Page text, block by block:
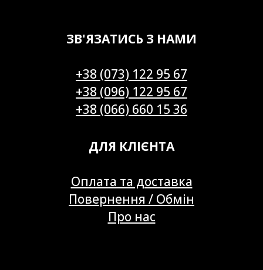
ЗВ'ЯЗАТИСЬ З НАМИ
+38 (073) 122 95 67
+38 (096) 122 95 67
+38 (066) 660 15 36
ДЛЯ КЛІЄНТА
Оплата та доставка
Повернення / Обмін
Про нас